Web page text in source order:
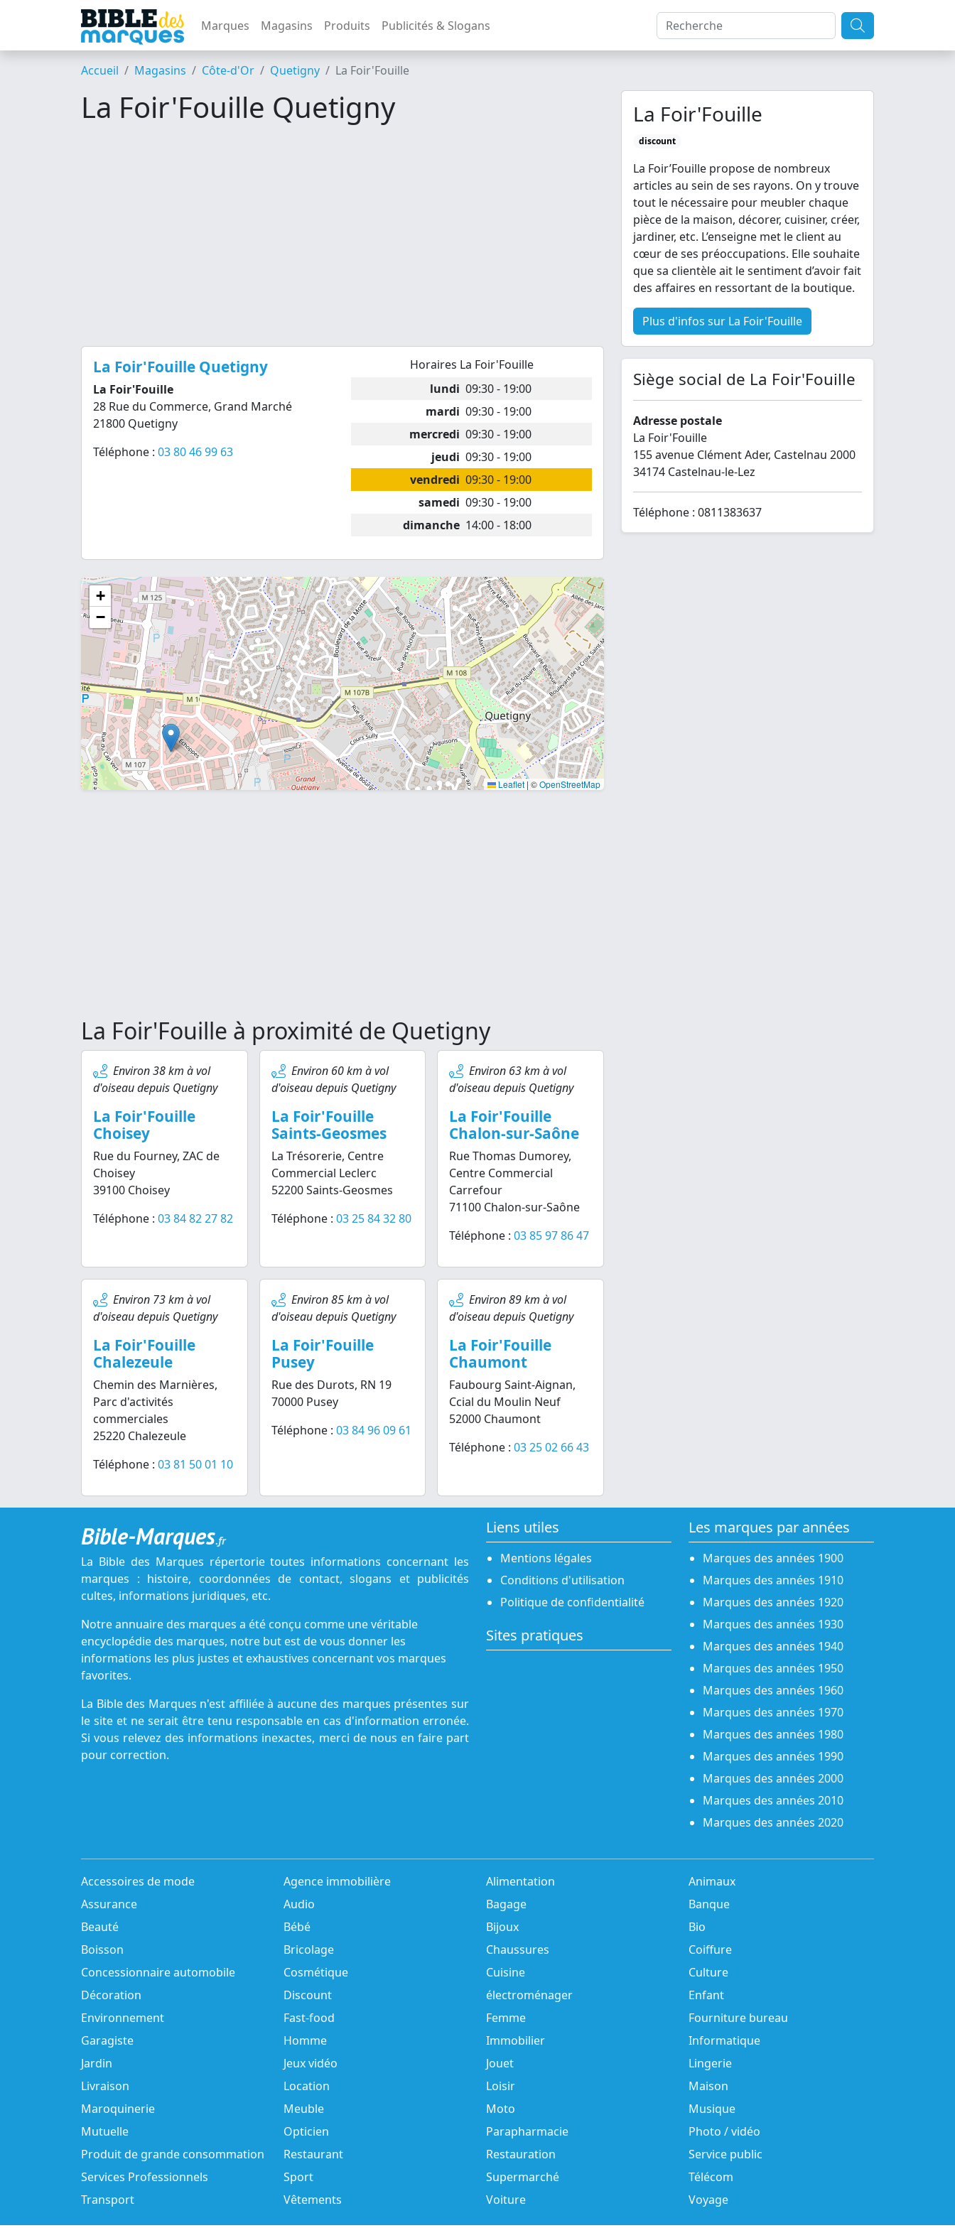
Marques Magasins Produits Publicités & Slogans
Accueil Magasins Côte-d'Or Quetigny La Foir'Fouille
La Foir'Fouille Quetigny
La Foir'Fouille Quetigny
La Foir'Fouille
28 Rue du Commerce, Grand Marché
21800 Quetigny
Téléphone : 03 80 46 99 63
Horaires La Foir'Fouille
lundi 09:30 - 19:00
mardi 09:30 - 19:00
mercredi 09:30 - 19:00
jeudi 09:30 - 19:00
vendredi 09:30 - 19:00
samedi 09:30 - 19:00
dimanche 14:00 - 18:00
+
−
Leaflet |©OpenStreetMap
La Foir'Fouille à proximité de Quetigny
Environ 38 km à vol
d'oiseau depuis Quetigny
La Foir'Fouille
Choisey
Rue du Fourney, ZAC de
Choisey
39100 Choisey
Téléphone : 03 84 82 27 82
Environ 60 km à vol
d'oiseau depuis Quetigny
La Foir'Fouille
Saints-Geosmes
La Trésorerie, Centre
Commercial Leclerc
52200 Saints-Geosmes
Téléphone : 03 25 84 32 80
Environ 63 km à vol
d'oiseau depuis Quetigny
La Foir'Fouille
Chalon-sur-Saône
Rue Thomas Dumorey,
Centre Commercial
Carrefour
71100 Chalon-sur-Saône
Téléphone :03 85 97 86 47
Environ 73 km à vol
d'oiseau depuis Quetigny
La Foir'Fouille
Chalezeule
Chemin des Marnières,
Parc d'activités
commerciales
25220 Chalezeule
Téléphone : 03 81 50 01 10
Environ 85 km à vol
d'oiseau depuis Quetigny
La Foir'Fouille
Pusey
Rue des Durots, RN 19
70000 Pusey
Téléphone : 03 84 96 09 61
Environ 89 km à vol
d'oiseau depuis Quetigny
La Foir'Fouille
Chaumont
Faubourg Saint-Aignan,
Ccial du Moulin Neuf
52000 Chaumont
Téléphone :03 25 02 66 43
La Foir'Fouille
discount
La Foir’Fouille propose de nombreux
articles au sein de ses rayons. On y trouve
tout le nécessaire pour meubler chaque
pièce de la maison, décorer, cuisiner, créer,
jardiner, etc. L’enseigne met le client au
cœur de ses préoccupations. Elle souhaite
que sa clientèle ait le sentiment d’avoir fait
des affaires en ressortant de la boutique.
Plus d'infos sur La Foir'Fouille
Siège social de La Foir'Fouille
Adresse postale
La Foir'Fouille
155 avenue Clément Ader, Castelnau 2000
34174 Castelnau-le-Lez
Téléphone : 0811383637
Bible-Marques.fr
La Bible des Marques répertorie toutes informations concernant les
marques : histoire, coordonnées de contact, slogans et publicités
cultes, informations juridiques, etc.
Notre annuaire des marques a été conçu comme une véritable
encyclopédie des marques, notre but est de vous donner les
informations les plus justes et exhaustives concernant vos marques
favorites.
La Bible des Marques n'est affiliée à aucune des marques présentes sur
le site et ne serait être tenu responsable en cas d'information erronée.
Si vous relevez des informations inexactes, merci de nous en faire part
pour correction.
Liens utiles
Mentions légales
Conditions d'utilisation
Politique de confidentialité
Sites pratiques
Les marques par années
Marques des années 1900
Marques des années 1910
Marques des années 1920
Marques des années 1930
Marques des années 1940
Marques des années 1950
Marques des années 1960
Marques des années 1970
Marques des années 1980
Marques des années 1990
Marques des années 2000
Marques des années 2010
Marques des années 2020
Accessoires de mode Agence immobilière Alimentation
Animaux
Assurance
Audio Bagage
Banque
Beauté
Bébé Bijoux
Bio
Boisson
Bricolage Chaussures
Coiffure
Concessionnaire automobile
Cosmétique Cuisine
Culture
Décoration
Discount électroménager
Enfant
Environnement
Fast-food Femme
Fourniture bureau
Garagiste
Homme Immobilier
Informatique
Jardin
Jeux vidéo Jouet
Lingerie
Livraison
Location Loisir
Maison
Maroquinerie
Meuble Moto
Musique
Mutuelle
Opticien Parapharmacie
Photo / vidéo
Produit de grande consommation
Restaurant Restauration
Service public
Services Professionnels
Sport Supermarché
Télécom
Transport
Vêtements Voiture Voyage